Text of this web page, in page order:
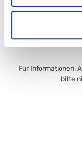
Für Informationen,
bitte